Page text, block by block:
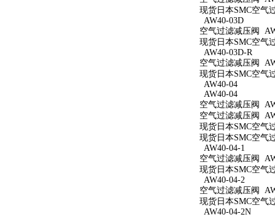
现货日本SMC空气
AW40-03D
空气过滤减压阀
现货日本SMC空气
AW40-03D-R
空气过滤减压阀
现货日本SMC空气
AW40-04
AW40-04
空气过滤减压阀
空气过滤减压阀
现货日本SMC空气
现货日本SMC空气
AW40-04-1
空气过滤减压阀
现货日本SMC空气
AW40-04-2
空气过滤减压阀
现货日本SMC空气
AW40-04-2N